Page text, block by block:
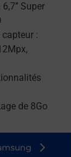
Super
capteur :
de 8Go